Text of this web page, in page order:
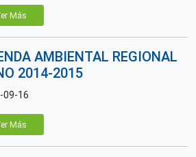
Más
AMBIENTAL REGIONAL
2014-2015
09-16
Más